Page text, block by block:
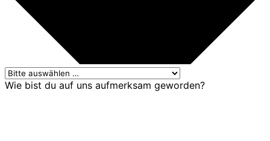
Wie bist du auf uns aufmerksam geworden?